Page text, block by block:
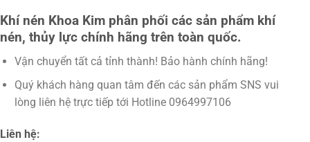
Khí nén Khoa Kim phân phối các sản phẩm khí
nén, thủy lực chính hãng trên toàn quốc.
Vận chuyển tất cả tỉnh thành! Bảo hành chính hãng!
Quý khách hàng quan tâm đến các sản phẩm SNS vui
lòng liên hệ trực tiếp tới Hotline 0964997106
Liên hệ: